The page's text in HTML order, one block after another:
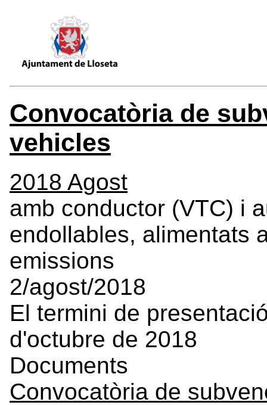
Convocatòria de
vehicles
2018 Agost
amb conductor (VTC) i
endollables, alimentats
emissions
2/agost/2018
El termini de
d'octubre de 2018
Documents
Convocatòria de